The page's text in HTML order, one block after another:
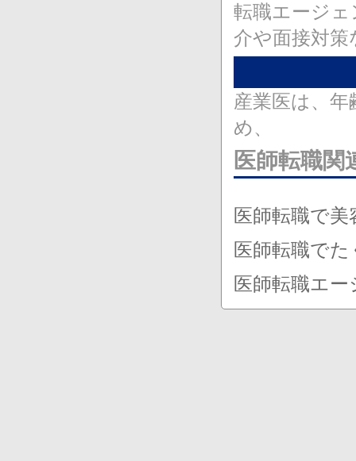
転職エージ
介や面接対
産業医は、
め、
医師転職関
医師転職で
医師転職で
医師転職エ